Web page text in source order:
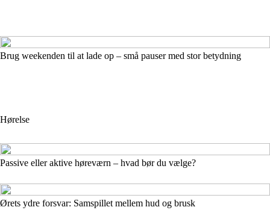
Brug weekenden til at lade op – små pauser med stor betydning
Hørelse
Passive eller aktive høreværn – hvad bør du vælge?
Ørets ydre forsvar: Samspillet mellem hud og brusk